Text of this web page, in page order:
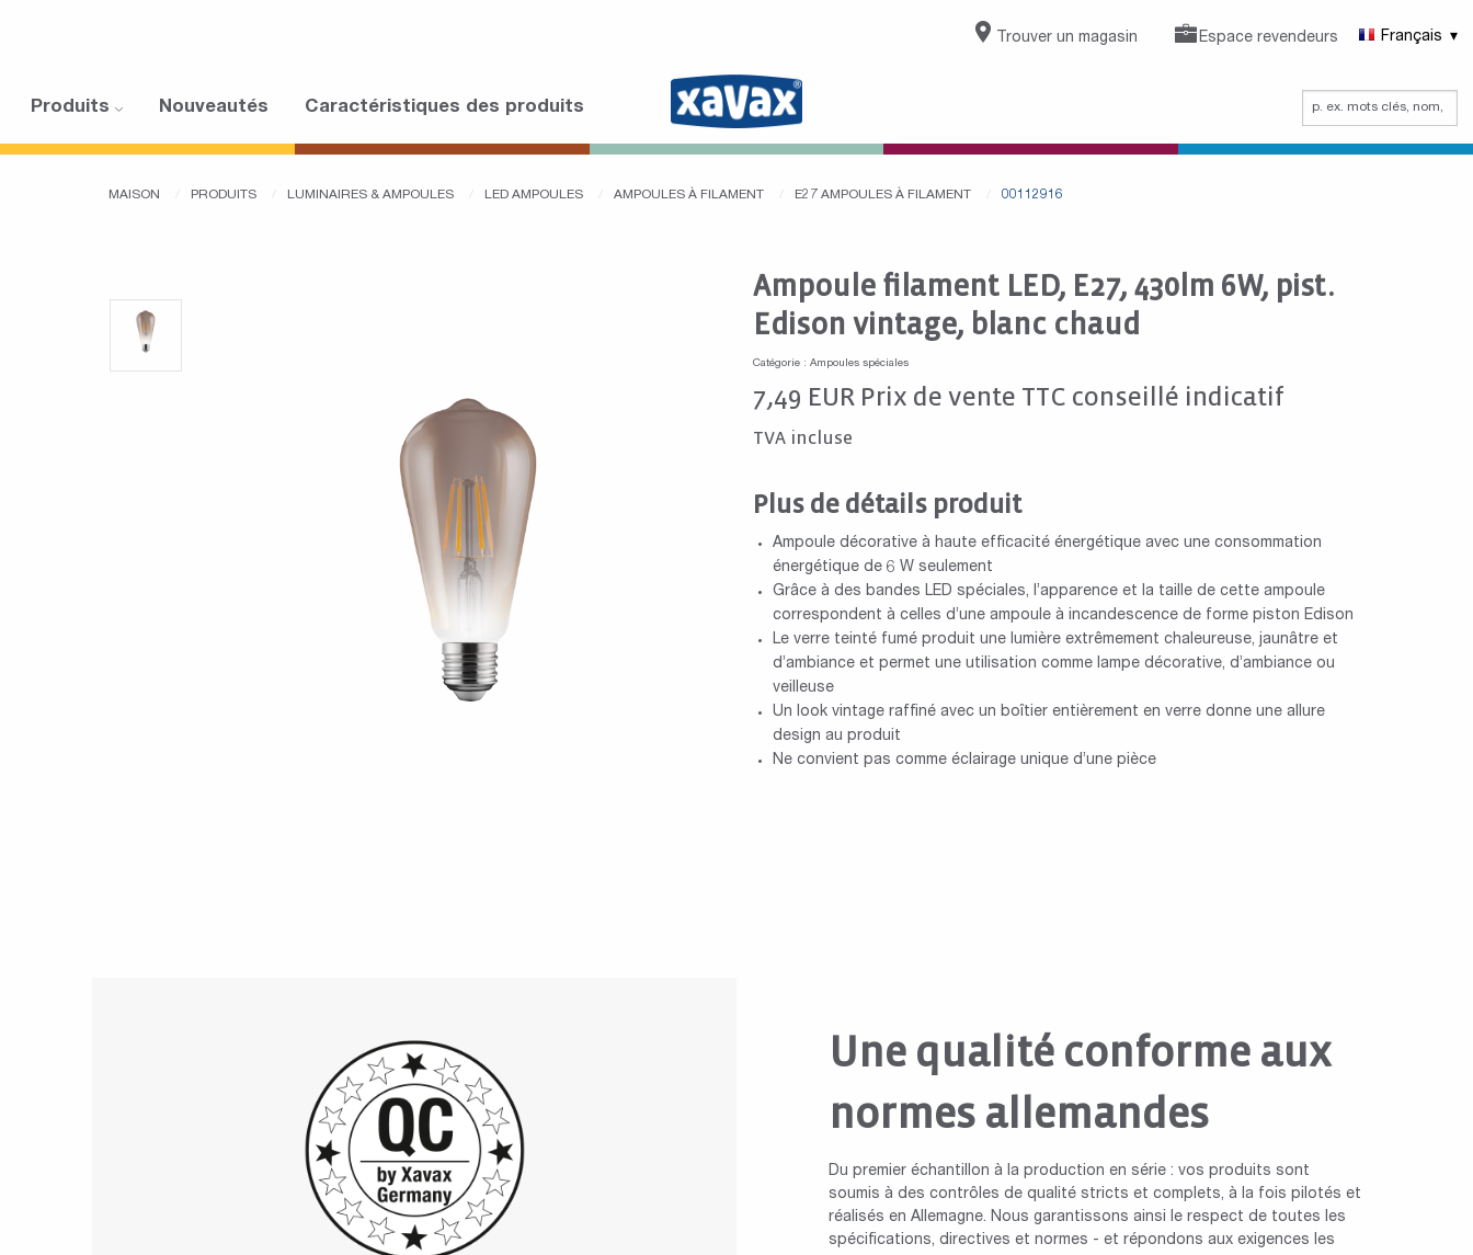
Trouver un magasin Espace revendeurs Français
Produits Nouveautés Caractéristiques des produits
MAISON PRODUITS LUMINAIRES & AMPOULES LED AMPOULES AMPOULES À FILAMENT E27 AMPOULES À FILAMENT 00112916
Ampoule filament LED, E27, 430lm 6W, pist.
Edison vintage, blanc chaud
Catégorie : Ampoules spéciales
7,49 EUR Prix de vente TTC conseillé indicatif
TVA incluse
Plus de détails produit
Ampoule décorative à haute efficacité énergétique avec une consommation
énergétique de 6 W seulement
Grâce à des bandes LED spéciales, l’apparence et la taille de cette ampoule
correspondent à celles d’une ampoule à incandescence de forme piston Edison
Le verre teinté fumé produit une lumière extrêmement chaleureuse, jaunâtre et
d’ambiance et permet une utilisation comme lampe décorative, d’ambiance ou
veilleuse
Un look vintage raffiné avec un boîtier entièrement en verre donne une allure
design au produit
Ne convient pas comme éclairage unique d’une pièce
Une qualité conforme aux
normes allemandes
Du premier échantillon à la production en série : vos produits sont
soumis à des contrôles de qualité stricts et complets, à la fois pilotés et
réalisés en Allemagne. Nous garantissons ainsi le respect de toutes les
spécifications, directives et normes - et répondons aux exigences les